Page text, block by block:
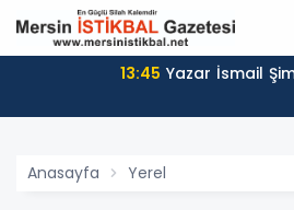
13:45 Yazar İsmail
Anasayfa Yerel